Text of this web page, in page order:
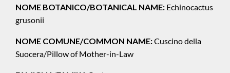
NOME BOTANICO/BOTANICAL NAME: Echinocactus
grusonii
NOME COMUNE/COMMON NAME:Cuscino della
Suocera/Pillow of Mother-in-Law